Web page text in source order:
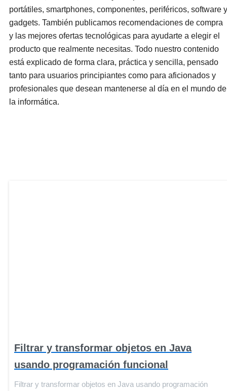
portátiles, smartphones, componentes, periféricos, software y
gadgets. También publicamos recomendaciones de compra
y las mejores ofertas tecnológicas para ayudarte a elegir el
producto que realmente necesitas. Todo nuestro contenido
está explicado de forma clara, práctica y sencilla, pensado
tanto para usuarios principiantes como para aficionados y
profesionales que desean mantenerse al día en el mundo de
la informática.
Filtrar y transformar objetos en Java
usando programación funcional
Filtrar y transformar objetos en Java usando programación